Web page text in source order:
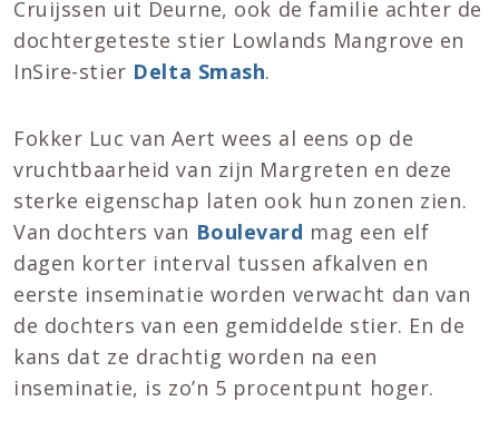
Cruijssen uit Deurne, ook de familie achter de
dochtergeteste stier Lowlands Mangrove en
InSire-stier Delta Smash.
Fokker Luc van Aert wees al eens op de
vruchtbaarheid van zijn Margreten en deze
sterke eigenschap laten ook hun zonen zien.
Van dochters van Boulevard mag een elf
dagen korter interval tussen afkalven en
eerste inseminatie worden verwacht dan van
de dochters van een gemiddelde stier. En de
kans dat ze drachtig worden na een
inseminatie, is zo’n 5 procentpunt hoger.